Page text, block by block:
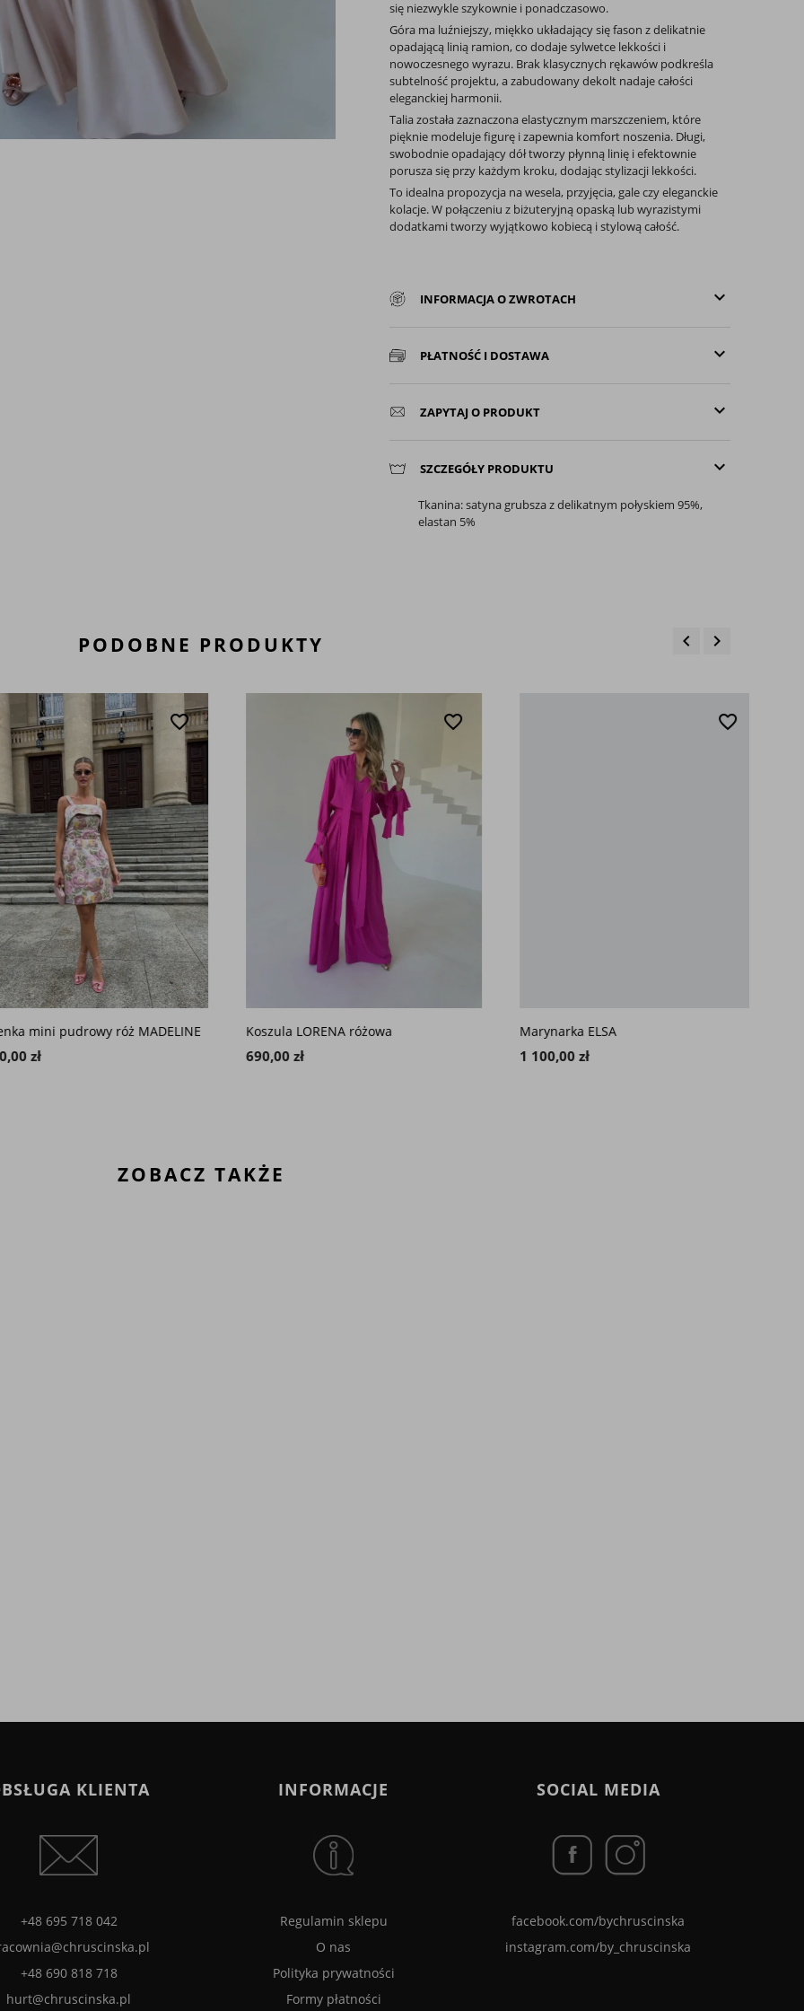
się niezwykle szykownie i ponadczasowo.
Góra ma luźniejszy, miękko układający się fason z delikatnie
opadającą linią ramion, co dodaje sylwetce lekkości i
nowoczesnego wyrazu. Brak klasycznych rękawów podkreśla
subtelność projektu, a zabudowany dekolt nadaje całości
eleganckiej harmonii.
Talia została zaznaczona elastycznym marszczeniem, które
pięknie modeluje figurę i zapewnia komfort noszenia. Długi,
swobodnie opadający dół tworzy płynną linię i efektownie
porusza się przy każdym kroku, dodając stylizacji lekkości.
To idealna propozycja na wesela, przyjęcia, gale czy eleganckie
kolacje. W połączeniu z biżuteryjną opaską lub wyrazistymi
dodatkami tworzy wyjątkowo kobiecą i stylową całość.
keyboard_arrow_down
INFORMACJA O ZWROTACH
keyboard_arrow_down
PŁATNOŚĆ I DOSTAWA
keyboard_arrow_down
ZAPYTAJ O PRODUKT
keyboard_arrow_down
SZCZEGÓŁY PRODUKTU
Tkanina: satyna grubsza z delikatnym połyskiem 95%,
elastan 5%
PODOBNE PRODUKTY Poprzedni
keyboard_arrow_left Następny
keyboard_arrow_right
favorite_border
mini pudrowy róż MADELINE
zł
Koszula LORENA różowa
690,00 zł
Marynarka ELSA
1 100,00 zł
ZOBACZ TAKŻE
KLIENTA
+48 695 718 042
+48 690 818 718
hurt@chruscinska.pl
INFORMACJE
Regulamin sklepu
O nas
Polityka prywatności
Formy płatności
SOCIAL MEDIA
facebook.com/bychruscinska
instagram.com/by_chruscinska